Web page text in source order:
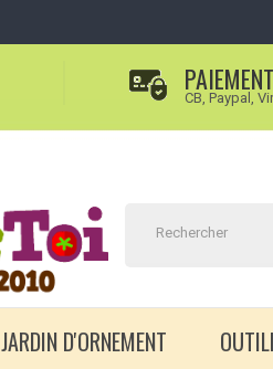
CB, Paypal,
JARDIN D'ORNEMENT